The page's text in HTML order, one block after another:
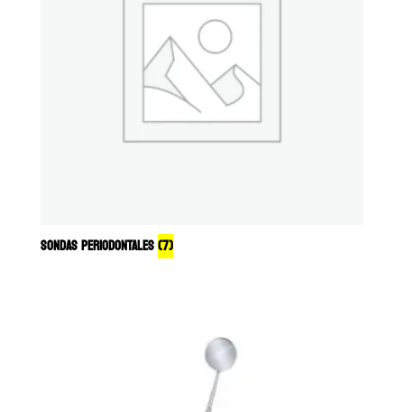
SONDAS PERIODONTALES(7)